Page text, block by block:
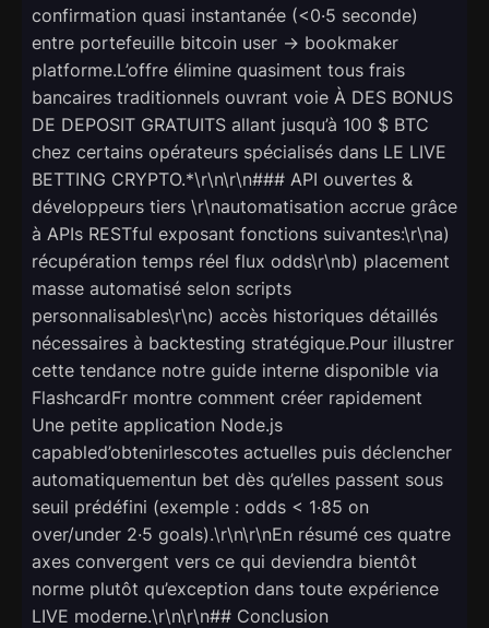
confirmation quasi instantanée (<0·5 seconde)
entre portefeuille bitcoin user → bookmaker
platforme.L’offre élimine quasiment tous frais
bancaires traditionnels ouvrant voie À DES BONUS
DE DEPOSIT GRATUITS allant jusqu’à 100 $ BTC
chez certains opérateurs spécialisés dans LE LIVE
BETTING CRYPTO.*\r\n\r\n### API ouvertes &
développeurs tiers \r\nautomatisation accrue grâce
à APIs RESTful exposant fonctions suivantes:\r\na)
récupération temps réel flux odds\r\nb) placement
masse automatisé selon scripts
personnalisables\r\nc) accès historiques détaillés
nécessaires à backtesting stratégique.Pour illustrer
cette tendance notre guide interne disponible via
FlashcardFr montre comment créer rapidement
Une petite application Node.js
capabled’obtenirlescotes actuelles puis déclencher
automatiquementun bet dès qu’elles passent sous
seuil prédéfini (exemple : odds < 1·85 on
over/under 2·5 goals).\r\n\r\nEn résumé ces quatre
axes convergent vers ce qui deviendra bientôt
norme plutôt qu’exception dans toute expérience
LIVE moderne.\r\n\r\n## Conclusion